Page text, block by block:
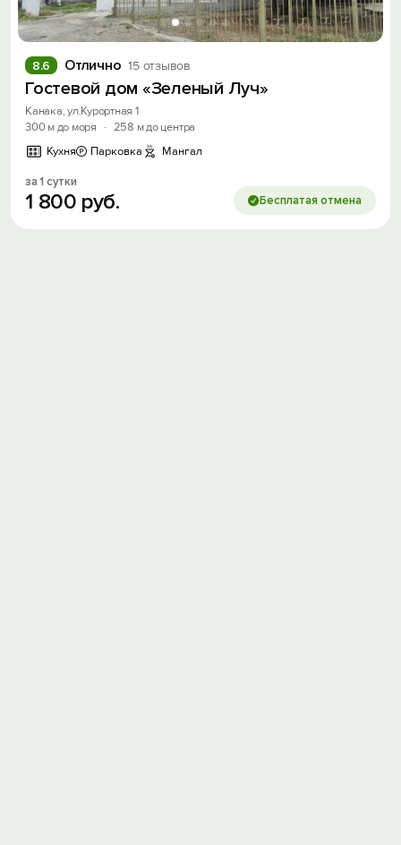
Отлично 15 отзывов
8.6
Гостевой дом «Зеленый Луч»
Канака, ул.Курортная 1
300 м до моря
· 258 м до центра
Кухня
Парковка Мангал
за 1 сутки
1 800 руб. Бесплатая отмена